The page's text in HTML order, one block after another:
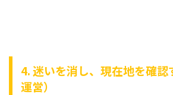
4. 迷いを消し、現在地を確認
運営）